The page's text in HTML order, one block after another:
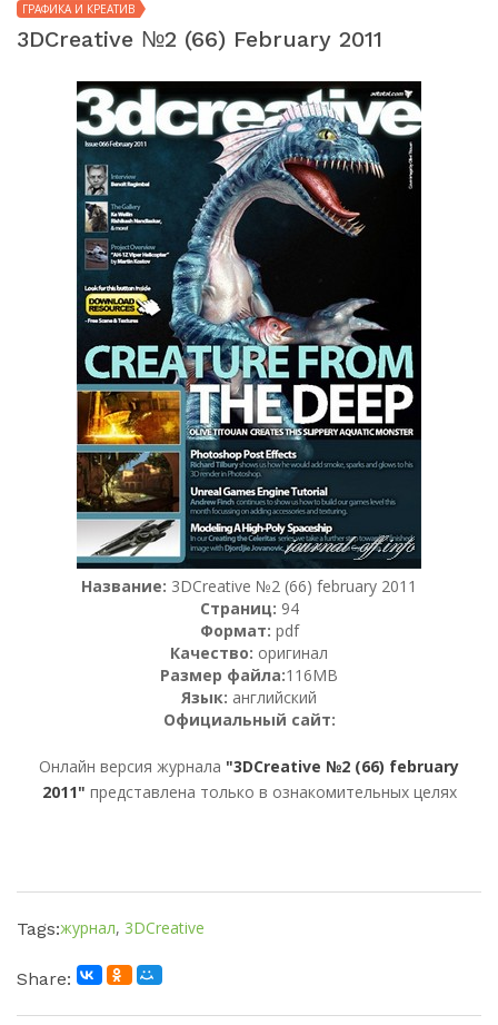
ГРАФИКА И КРЕАТИВ
3DCreative №2 (66) February 2011
Название: 3DCreative №2 (66) february 2011
Страниц: 94
Формат: pdf
Качество: оригинал
Размер файла:116MB
Язык: английский
Официальный сайт:
Онлайн версия журнала "3DCreative №2 (66) february
2011" представлена только в ознакомительных целях
Tags:журнал, 3DCreative
Share: